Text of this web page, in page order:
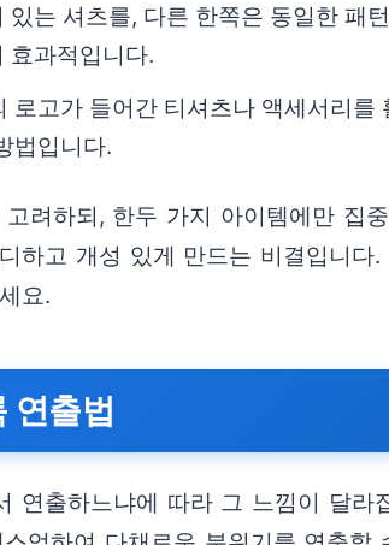
있는 셔츠를, 다른 한쪽은 동일한 패
효과적입니다.
로고가 들어간 티셔츠나 액세서리를
법입니다.
려하되, 한두 가지 아이템에만 집
하고 개성 있게 만드는 비결입니다
요.
연출법
연출하느냐에 따라 그 느낌이 달라